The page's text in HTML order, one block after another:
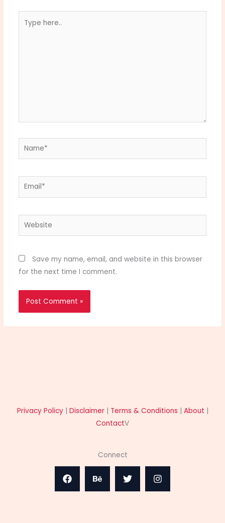
here..
Name*
Email*
Website
Save my name, email, and website in this browser
for the next time I comment.
Privacy Policy| Disclaimer| Terms & Conditions | About |
ContactV
Connect